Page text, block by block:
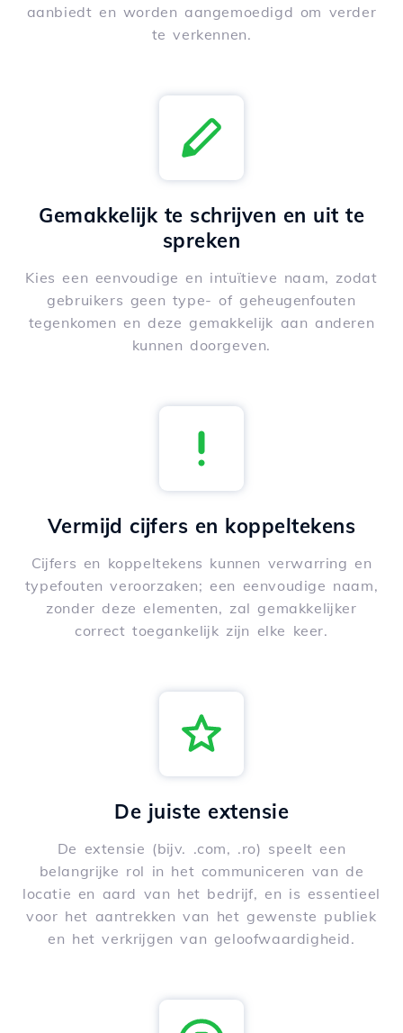
aanbiedt en worden aangemoedigd om verder
te verkennen.
Gemakkelijk te schrijven en uit te
spreken
Kies een eenvoudige en intuïtieve naam, zodat
gebruikers geen type- of geheugenfouten
tegenkomen en deze gemakkelijk aan anderen
kunnen doorgeven.
Vermijd cijfers en koppeltekens
Cijfers en koppeltekens kunnen verwarring en
typefouten veroorzaken; een eenvoudige naam,
zonder deze elementen, zal gemakkelijker
correct toegankelijk zijn elke keer.
De juiste extensie
De extensie (bijv. .com, .ro) speelt een
belangrijke rol in het communiceren van de
locatie en aard van het bedrijf, en is essentieel
voor het aantrekken van het gewenste publiek
en het verkrijgen van geloofwaardigheid.